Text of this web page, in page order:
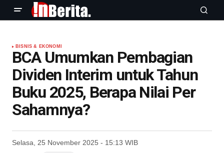
BISNIS & EKONOMI
BCA Umumkan Pembagian
Dividen Interim untuk Tahun
Buku 2025, Berapa Nilai Per
Sahamnya?
Selasa, 25 November 2025 - 15:13 WIB